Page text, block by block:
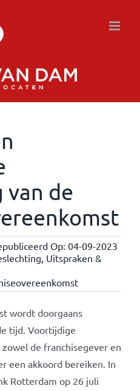
van de
Op: 04-09-2023
, Uitspraken &
wordt doorgaans
tijd. Voortijdige
de franchisegever en
een akkoord bereiken. In
Rotterdam op 26 juli